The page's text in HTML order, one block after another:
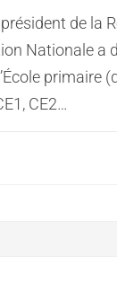
de la
Nationale a
primaire
CE2…